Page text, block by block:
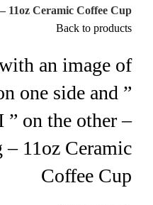
– 11oz Ceramic Coffee Cup
Back to products
an image of
one side and ”
on the other –
11oz Ceramic
Coffee Cup